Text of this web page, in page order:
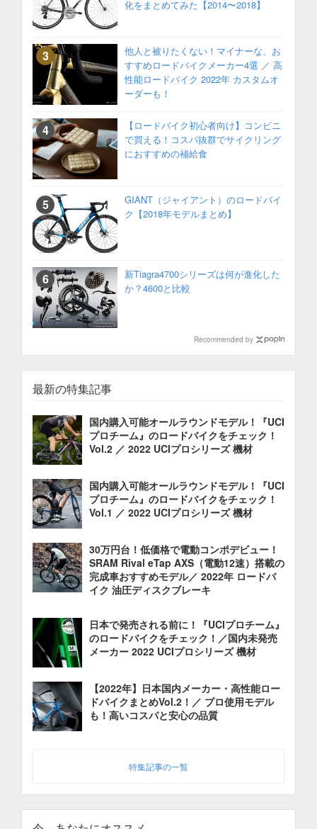
化をまとめてみた【2014〜2018】
他人と被りたくない！マイナーな、お
すすめロードバイクメーカー4選 ／ 高
性能ロードバイク 2022年 カスタムオ
ーダーも！
【ロードバイク初心者向け】コンビニ
で買える！コスパ抜群でサイクリング
におすすめの補給食
GIANT（ジャイアント）のロードバイ
ク【2018年モデルまとめ】
新Tiagra4700シリーズは何が進化した
か？4600と比較
Recommended by
最新の特集記事
国内購入可能オールラウンドモデル！『UCI
プロチーム』のロードバイクをチェック！
Vol.2 ／ 2022 UCIプロシリーズ 機材
国内購入可能オールラウンドモデル！『UCI
プロチーム』のロードバイクをチェック！
Vol.1 ／ 2022 UCIプロシリーズ 機材
30万円台！低価格で電動コンポデビュー！
SRAM Rival eTap AXS（電動12速）搭載の
完成車おすすめモデル／ 2022年 ロードバ
イク 油圧ディスクブレーキ
日本で発売される前に！『UCIプロチーム』
のロードバイクをチェック！／国内未発売
メーカー 2022 UCIプロシリーズ 機材
【2022年】日本国内メーカー・高性能ロー
ドバイクまとめVol.2！／ プロ使用モデル
も！高いコスパと安心の品質
特集記事の一覧